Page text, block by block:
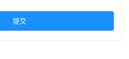
提交